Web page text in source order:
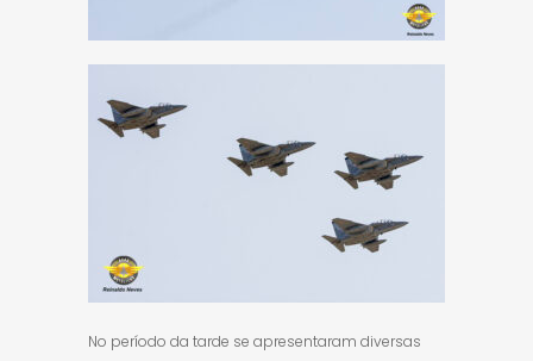
No período da tarde se apresentaram diversas